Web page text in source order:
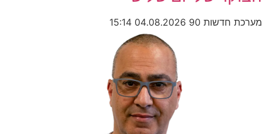
מערכת חדשות 90 04.08.2026
15:14